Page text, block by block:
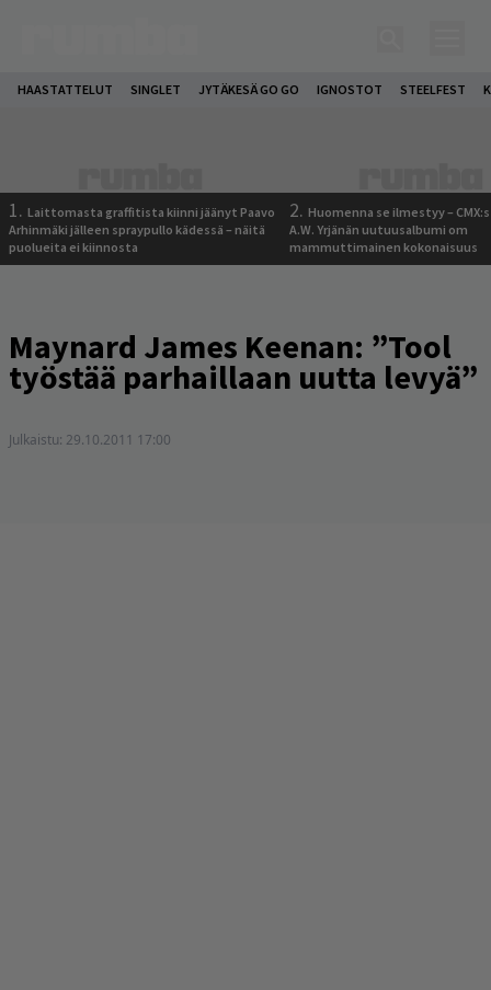
HAASTATTELUT SINGLET JYTÄKESÄ GO GO IGNOSTOT STEELFEST
1. Laittomasta graffitista kiinni jäänyt Paavo
Arhinmäki jälleen spraypullo kädessä – näitä
puolueita ei kiinnosta
2. Huomenna se ilmestyy –
A.W. Yrjänän uutuusalbumi om
mammuttimainen kokonaisuus
Maynard James Keenan: ”Tool
työstää parhaillaan uutta levyä”
Julkaistu: 29.10.2011 17:00